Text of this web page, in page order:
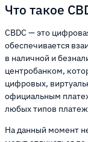
Что такое
CBDC — это
обеспечивается
в наличной и
центробанком,
цифровых,
официальным
любых типов
На данный момент